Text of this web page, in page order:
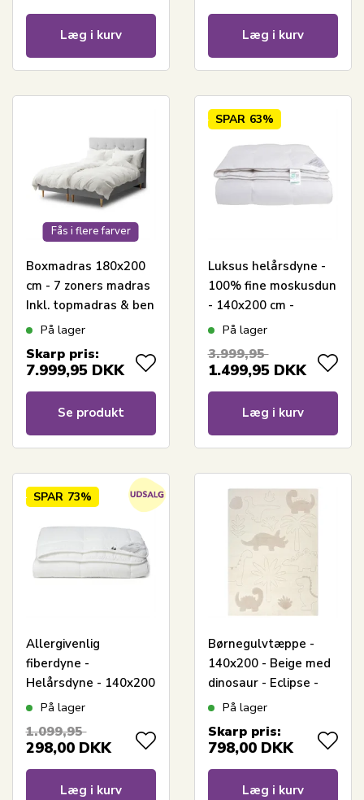
Læg i kurv Læg i kurv
Fås i flere farver
Boxmadras 180x200
cm - 7 zoners madras
Inkl. topmadras & ben
- Højeste komfort -
På lager
Skarp pris:
7.999,95 DKK
Se produkt
SPAR 63%
Luksus helårsdyne -
100% fine moskusdun
- 140x200 cm -
Nordstrand Home
bomuldssatin bolstre
På lager
3.999,95
1.499,95 DKK
Læg i kurv
SPAR 73%
Allergivenlig
fiberdyne -
Helårsdyne - 140x200
cm - Let
dyne - Nordstrand
Home dyne
På lager
1.099,95
298,00 DKK
Læg i kurv
Børnegulvtæppe -
140x200 - Beige med
dinosaur - Eclipse -
Nordstrand Home
På lager
Skarp pris:
798,00 DKK
Læg i kurv